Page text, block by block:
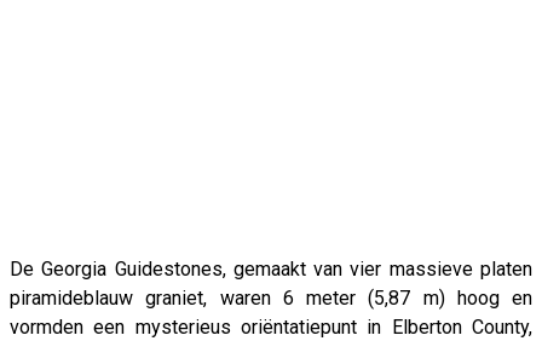
De Georgia Guidestones, gemaakt van vier massieve platen
piramideblauw graniet, waren 6 meter (5,87 m) hoog en
vormden een mysterieus oriëntatiepunt in Elberton County,